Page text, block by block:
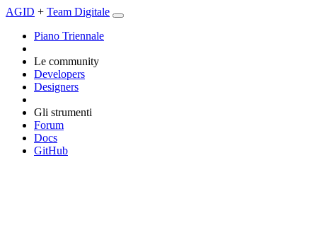
AGID + Team Digitale
Piano Triennale
Le community
Developers
Designers
Gli strumenti
Forum
Docs
GitHub